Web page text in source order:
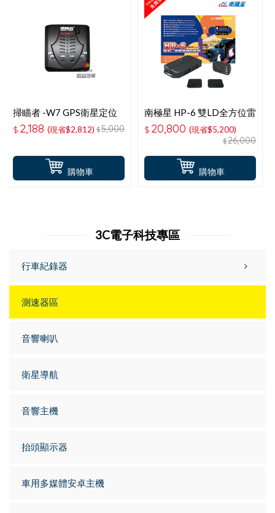
購物車
掃瞄者 -W7 GPS衛星定位
區間偵測固定點測速器
$ 2,188 (現省$2,812) $5,000
購物車
南極星 HP-6 雙LD全方位雷
射二極體無線防護罩
$ 20,800 (現省$5,200)
$26,000
3C電子科技專區
行車紀錄器
測速器區
音響喇叭
衛星導航
音響主機
抬頭顯示器
車用多媒體安卓主機